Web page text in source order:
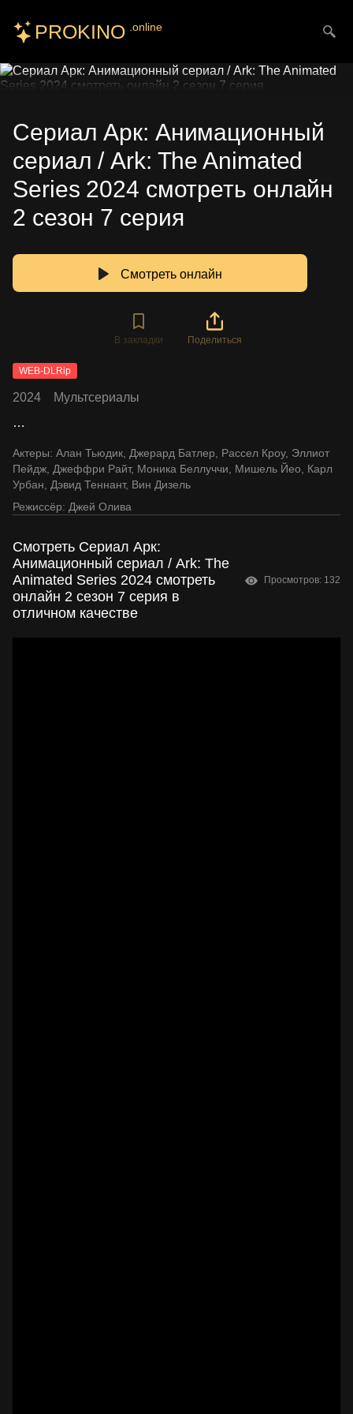
PROKINO .online
Сериал Арк: Анимационный
сериал / Ark: The Animated
Series 2024 смотреть онлайн
2 сезон 7 серия
Смотреть онлайн
В закладки Поделиться
WEB-DLRip
2024
Мультсериалы
…
Актеры: Алан Тьюдик, Джерард Батлер, Рассел Кроу, Эллиот
Пейдж, Джеффри Райт, Моника Беллуччи, Мишель Йео, Карл
Урбан, Дэвид Теннант, Вин Дизель
Режиссёр: Джей Олива
Смотреть Сериал Арк:
Анимационный сериал / Ark: The
Animated Series 2024 смотреть
онлайн 2 сезон 7 серия в
отличном качестве
Просмотров: 132